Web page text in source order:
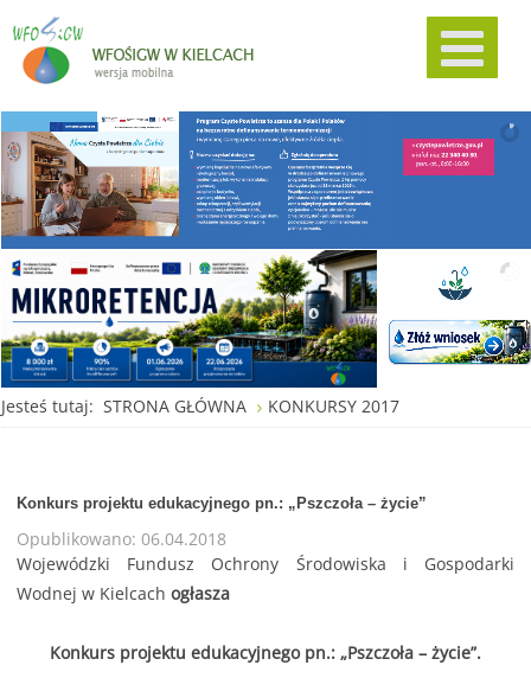
Jesteś tutaj: STRONA GŁÓWNA KONKURSY 2017
Konkurs projektu edukacyjnego pn.: „Pszczoła – życie”
Opublikowano: 06.04.2018
Wojewódzki Fundusz Ochrony Środowiska i Gospodarki
Wodnej w Kielcach ogłasza
Konkurs projektu edukacyjnego pn.: „Pszczoła – życie”.